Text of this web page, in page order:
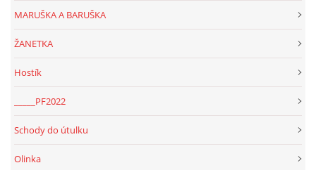
MARUŠKA A BARUŠKA
ŽANETKA
Hostík
_____PF2022
Schody do útulku
Olinka